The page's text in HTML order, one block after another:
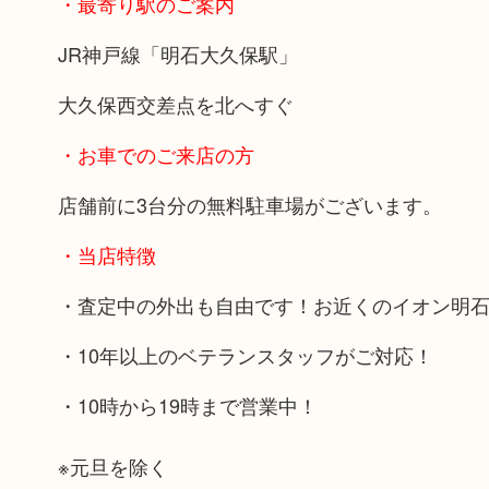
JR神戸線「明石大久保駅」
大久保西交差点を北へすぐ
・お車でのご来店の方
店舗前に3台分の無料駐車場がございます。
・当店特徴
・査定中の外出も自由です！お近くのイオン明
・10年以上のベテランスタッフがご対応！
・10時から19時まで営業中！
※元旦を除く